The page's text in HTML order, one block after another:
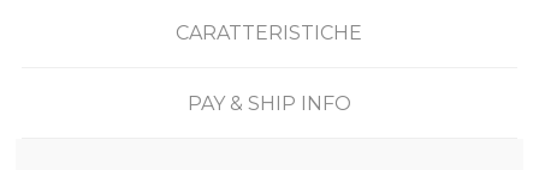
CARATTERISTICHE
PAY & SHIP INFO